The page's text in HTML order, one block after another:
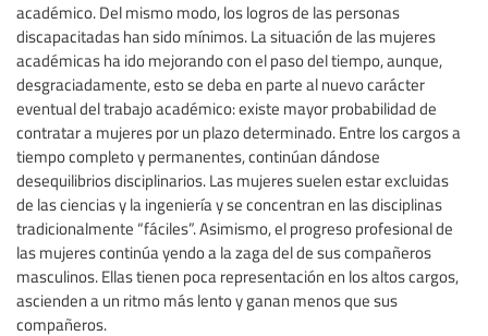
académico. Del mismo modo, los logros de las personas
discapacitadas han sido mínimos. La situación de las mujeres
académicas ha ido mejorando con el paso del tiempo, aunque,
desgraciadamente, esto se deba en parte al nuevo carácter
eventual del trabajo académico: existe mayor probabilidad de
contratar a mujeres por un plazo determinado. Entre los cargos a
tiempo completo y permanentes, continúan dándose
desequilibrios disciplinarios. Las mujeres suelen estar excluidas
de las ciencias y la ingeniería y se concentran en las disciplinas
tradicionalmente “fáciles”. Asimismo, el progreso profesional de
las mujeres continúa yendo a la zaga del de sus compañeros
masculinos. Ellas tienen poca representación en los altos cargos,
ascienden a un ritmo más lento y ganan menos que sus
compañeros.